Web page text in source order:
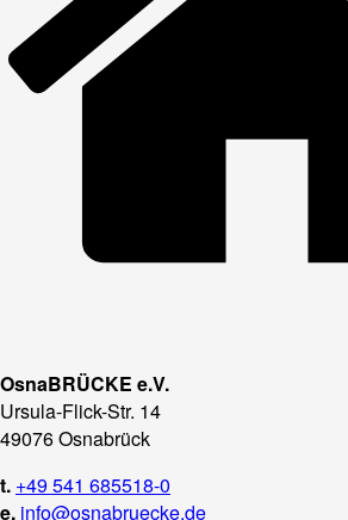
OsnaBRÜCKE e.V.
Ursula-Flick-Str. 14
49076 Osnabrück
t. +49 541 685518-0
e. info@osnabruecke.de